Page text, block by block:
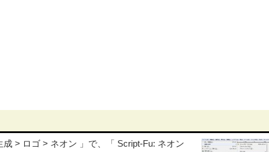
> ロゴ > ネオン 」で、「 Script-Fu: ネオン